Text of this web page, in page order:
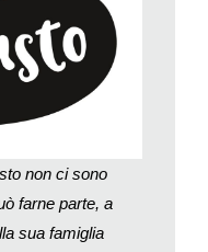
non ci sono
farne parte, a
sua famiglia